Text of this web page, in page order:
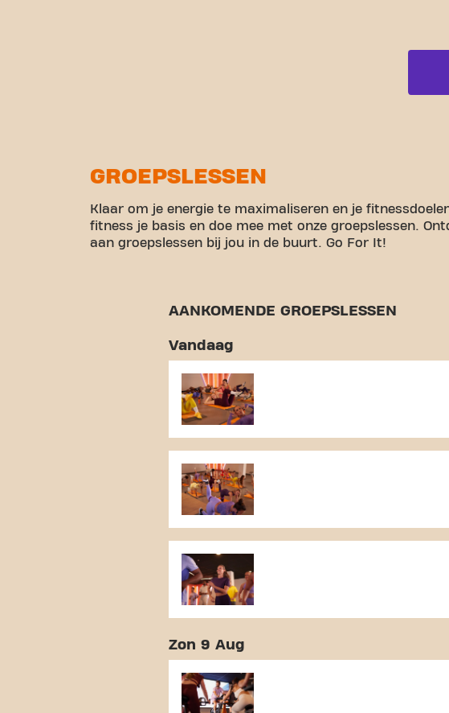
GROEPSLESSEN
Klaar om je energie te maximaliseren en je
fitness je basis en doe mee met onze groepslessen.
aan groepslessen bij jou in de buurt. Go For It!
AANKOMENDE GROEPSLESSEN
Vandaag
Zon 9 Aug